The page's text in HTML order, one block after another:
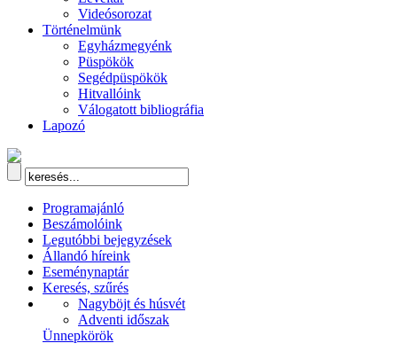
Videósorozat
Történelmünk
Egyházmegyénk
Püspökök
Segédpüspökök
Hitvallóink
Válogatott bibliográfia
Lapozó
Programajánló
Beszámolóink
Legutóbbi bejegyzések
Állandó híreink
Eseménynaptár
Keresés, szűrés
Nagyböjt és húsvét
Adventi időszak
Ünnepkörök